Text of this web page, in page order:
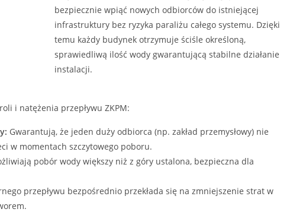
bezpiecznie wpiąć nowych odbiorców do istniejącej
infrastruktury bez ryzyka paraliżu całego systemu. Dzięki
temu każdy budynek otrzymuje ściśle określoną,
sprawiedliwą ilość wody gwarantującą stabilne działanie
instalacji.
i natężenia przepływu ZKPM:
Gwarantują, że jeden duży odbiorca (np. zakład przemysłowy) nie
w momentach szczytowego poboru.
pobór wody większy niż z góry ustalona, bezpieczna dla
przepływu bezpośrednio przekłada się na zmniejszenie strat w